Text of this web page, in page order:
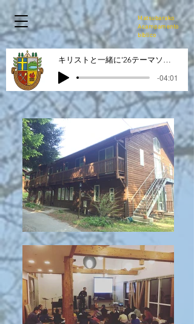
キリストと一緒に'26テーマソング
-04:01
Matsubarako
Acampamento
bíblico